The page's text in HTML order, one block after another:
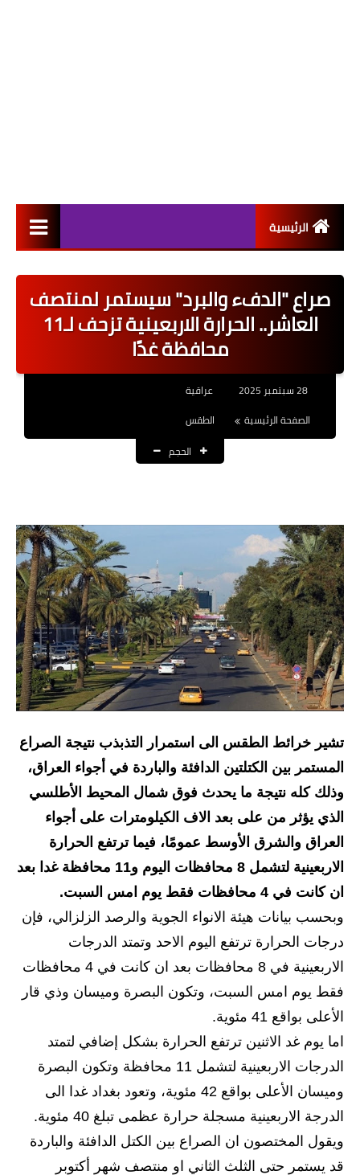
الرئيسية
اخبار القطاع العام
اخبار القطاع الخاص
نتائج التعيينات
الرواتب والقروض
القروض والسلف
المنح المالية
قطع الاراضي
اخبار العراق
الاخبار السياسية
الاخبار الامنية
الاخبار الاقتصادية
الاخبار الرياضية
المدارس
اخبار وقرارات وزارة التربية
نتائج الامتحانات
المرحلة الابتدائية
المرحلة المتوسطة
اسئلة وزارية
المرحلة الابتدائية
المرحلة المتوسطة
المرحلة الاعدادية
صراع "الدفء والبرد" سيستمر لمنتصف
العاشر.. الحرارة الاربعينية تزحف لـ11
محافظة غدًا
28 سبتمبر 2025
عراقية
الصفحة الرئيسية
الطقس
الحجم
تشير خرائط الطقس الى استمرار التذبذب نتيجة الصراع
المستمر بين الكتلتين الدافئة والباردة في أجواء العراق،
وذلك كله نتيجة ما يحدث فوق شمال المحيط الأطلسي
الذي يؤثر من على بعد الاف الكيلومترات على أجواء
العراق والشرق الأوسط عمومًا، فيما ترتفع الحرارة
الاربعينية لتشمل 8 محافظات اليوم و11 محافظة غدا بعد
ان كانت في 4 محافظات فقط يوم امس السبت.
وبحسب بيانات هيئة الانواء الجوية والرصد الزلزالي، فإن
درجات الحرارة ترتفع اليوم الاحد وتمتد الدرجات
الاربعينية في 8 محافظات بعد ان كانت في 4 محافظات
فقط يوم امس السبت، وتكون البصرة وميسان وذي قار
الأعلى بواقع 41 مئوية.
اما يوم غد الاثنين ترتفع الحرارة بشكل إضافي لتمتد
الدرجات الاربعينية لتشمل 11 محافظة وتكون البصرة
وميسان الأعلى بواقع 42 مئوية، وتعود بغداد غدا الى
الدرجة الاربعينية مسجلة حرارة عظمى تبلغ 40 مئوية.
ويقول المختصون ان الصراع بين الكتل الدافئة والباردة
قد يستمر حتى الثلث الثاني او منتصف شهر أكتوبر